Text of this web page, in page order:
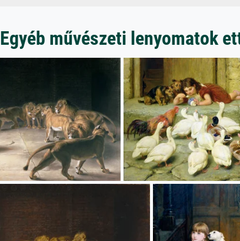
Egyéb művészeti lenyomatok